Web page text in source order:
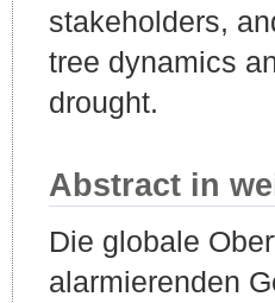
stakeholders,
tree dynamics
drought.
Abstract in
Die globale
alarmierenden